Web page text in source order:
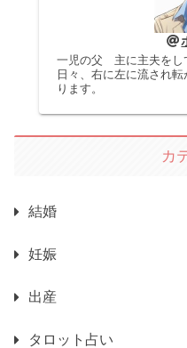
一児の父 主に主夫をし
日々、右に左に流され
ります。
カ
結婚
妊娠
出産
タロット占い